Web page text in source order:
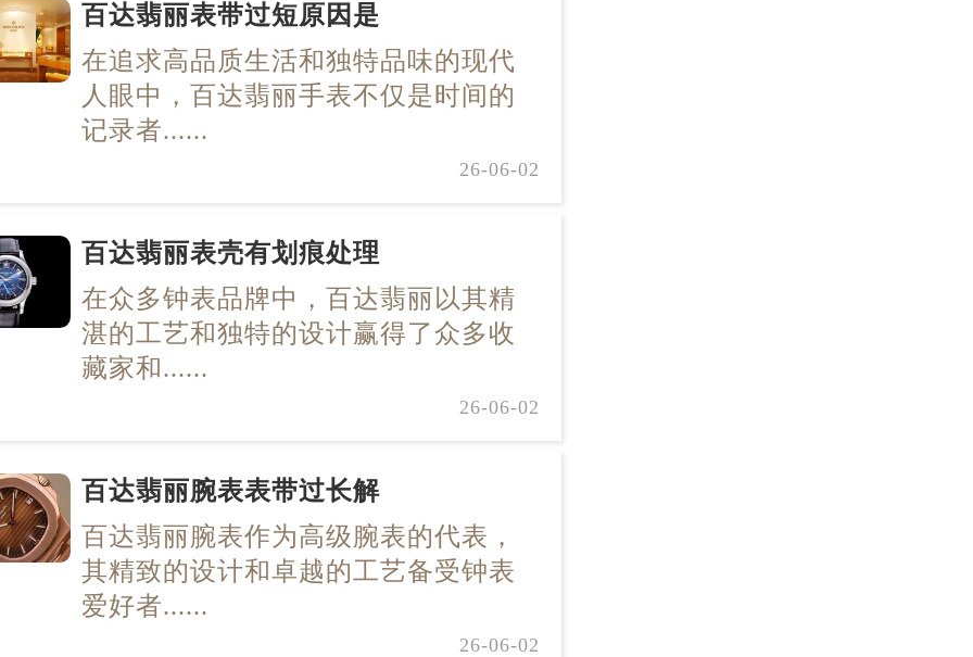
百达翡丽表带过短原因是
在追求高品质生活和独特品味的现代
人眼中，百达翡丽手表不仅是时间的
记录者......
26-06-02
百达翡丽表壳有划痕处理
在众多钟表品牌中，百达翡丽以其精
湛的工艺和独特的设计赢得了众多收
藏家和......
26-06-02
百达翡丽腕表表带过长解
百达翡丽腕表作为高级腕表的代表，
其精致的设计和卓越的工艺备受钟表
爱好者......
26-06-02